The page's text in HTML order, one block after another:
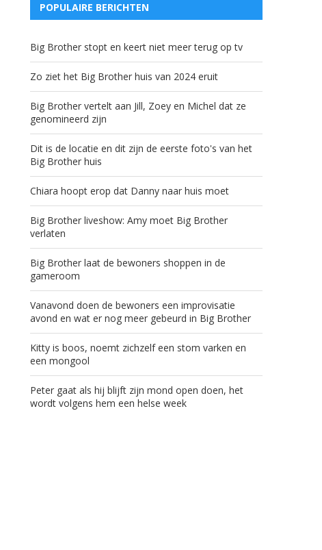
POPULAIRE BERICHTEN
Big Brother stopt en keert niet meer terug op tv
Zo ziet het Big Brother huis van 2024 eruit
Big Brother vertelt aan Jill, Zoey en Michel dat ze
genomineerd zijn
Dit is de locatie en dit zijn de eerste foto's van het
Big Brother huis
Chiara hoopt erop dat Danny naar huis moet
Big Brother liveshow: Amy moet Big Brother
verlaten
Big Brother laat de bewoners shoppen in de
gameroom
Vanavond doen de bewoners een improvisatie
avond en wat er nog meer gebeurd in Big Brother
Kitty is boos, noemt zichzelf een stom varken en
een mongool
Peter gaat als hij blijft zijn mond open doen, het
wordt volgens hem een helse week